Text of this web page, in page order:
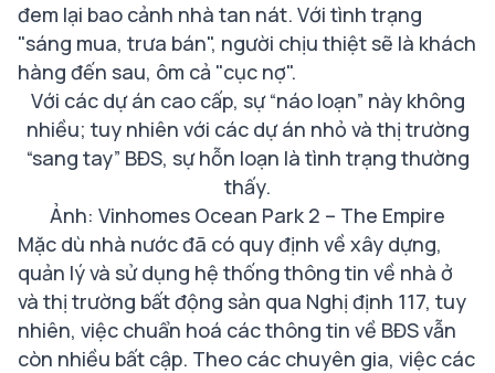
đem lại bao cảnh nhà tan nát. Với tình trạng
"sáng mua, trưa bán", người chịu thiệt sẽ là khách
hàng đến sau, ôm cả "cục nợ".
Với các dự án cao cấp, sự “náo loạn” này không
nhiều; tuy nhiên với các dự án nhỏ và thị trường
“sang tay” BĐS, sự hỗn loạn là tình trạng thường
thấy.
Ảnh: Vinhomes Ocean Park 2 – The Empire
Mặc dù nhà nước đã có quy định về xây dựng,
quản lý và sử dụng hệ thống thông tin về nhà ở
và thị trường bất động sản qua Nghị định 117, tuy
nhiên, việc chuẩn hoá các thông tin về BĐS vẫn
còn nhiều bất cập. Theo các chuyên gia, việc các